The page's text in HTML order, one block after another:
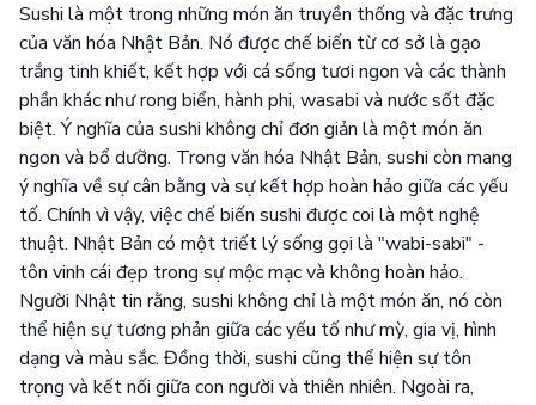
Sushi là một trong những món ăn truyền thống và đặc trưng
của văn hóa Nhật Bản. Nó được chế biến từ cơ sở là gạo
trắng tinh khiết, kết hợp với cá sống tươi ngon và các thành
phần khác như rong biển, hành phi, wasabi và nước sốt đặc
biệt. Ý nghĩa của sushi không chỉ đơn giản là một món ăn
ngon và bổ dưỡng. Trong văn hóa Nhật Bản, sushi còn mang
ý nghĩa về sự cân bằng và sự kết hợp hoàn hảo giữa các yếu
tố. Chính vì vậy, việc chế biến sushi được coi là một nghệ
thuật. Nhật Bản có một triết lý sống gọi là "wabi-sabi" -
tôn vinh cái đẹp trong sự mộc mạc và không hoàn hảo.
Người Nhật tin rằng, sushi không chỉ là một món ăn, nó còn
thể hiện sự tương phản giữa các yếu tố như mỳ, gia vị, hình
dạng và màu sắc. Đồng thời, sushi cũng thể hiện sự tôn
trọng và kết nối giữa con người và thiên nhiên. Ngoài ra,